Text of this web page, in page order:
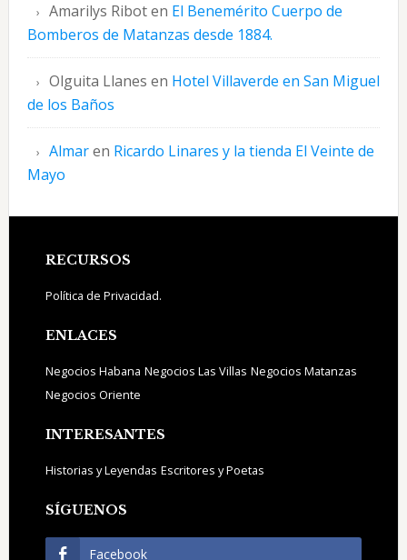
Amarilys Riboten El Benemérito Cuerpo de
Bomberos de Matanzas desde 1884.
Olguita Llanes en Hotel Villaverde en San Miguel
de los Baños
Almaren Ricardo Linares y la tienda El Veinte de
Mayo
Footer
RECURSOS
Política de Privacidad.
ENLACES
Negocios Habana Negocios Las Villas Negocios Matanzas
Negocios Oriente
INTERESANTES
Historias y Leyendas Escritores y Poetas
SÍGUENOS
Facebook